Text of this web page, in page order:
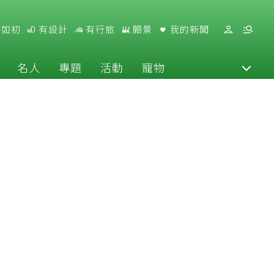
初 有設計 有行旅 願景 我的新聞
名人 專題 活動 寵物